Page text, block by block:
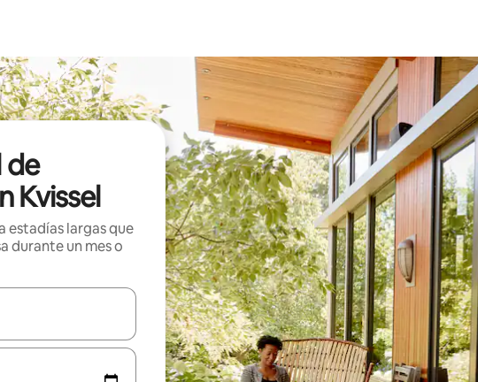
de
Kvissel
estadías largas que
durante un mes o
navega con las teclas de flecha hacia arriba y hacia abajo o explora con